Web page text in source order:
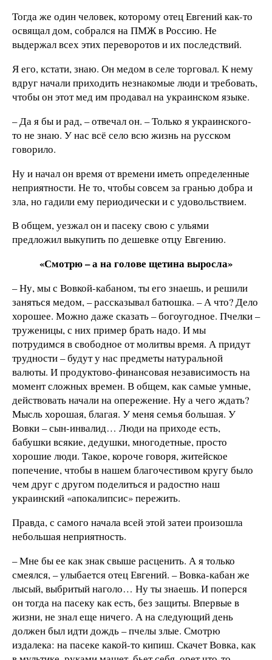
Тогда же один человек, которому отец Евгений как-то
освящал дом, собрался на ПМЖ в Россию. Не
выдержал всех этих переворотов и их последствий.
Я его, кстати, знаю. Он медом в селе торговал. К нему
вдруг начали приходить незнакомые люди и требовать,
чтобы он этот мед им продавал на украинском языке.
– Да я бы и рад, – отвечал он. – Только я украинского-
то не знаю. У нас всё село всю жизнь на русском
говорило.
Ну и начал он время от времени иметь определенные
неприятности. Не то, чтобы совсем за гранью добра и
зла, но гадили ему периодически и с удовольствием.
В общем, уезжал он и пасеку свою с ульями
предложил выкупить по дешевке отцу Евгению.
«Смотрю – а на голове щетина выросла»
– Ну, мы с Вовкой-кабаном, ты его знаешь, и решили
заняться медом, – рассказывал батюшка. – А что? Дело
хорошее. Можно даже сказать – богоугодное. Пчелки –
труженицы, с них пример брать надо. И мы
потрудимся в свободное от молитвы время. А придут
трудности – будут у нас предметы натуральной
валюты. И продуктово-финансовая независимость на
момент сложных времен. В общем, как самые умные,
действовать начали на опережение. Ну а чего ждать?
Мысль хорошая, благая. У меня семья большая. У
Вовки – сын-инвалид… Люди на приходе есть,
бабушки всякие, дедушки, многодетные, просто
хорошие люди. Такое, короче говоря, житейское
попечение, чтобы в нашем благочестивом кругу было
чем друг с другом поделиться и радостно наш
украинский «апокалипсис» пережить.
Правда, с самого начала всей этой затеи произошла
небольшая неприятность.
– Мне бы ее как знак свыше расценить. А я только
смеялся, – улыбается отец Евгений. – Вовка-кабан же
лысый, выбритый наголо… Ну ты знаешь. И поперся
он тогда на пасеку как есть, без защиты. Впервые в
жизни, не знал еще ничего. А на следующий день
должен был идти дождь – пчелы злые. Смотрю
издалека: на пасеке какой-то кипиш. Скачет Вовка, как